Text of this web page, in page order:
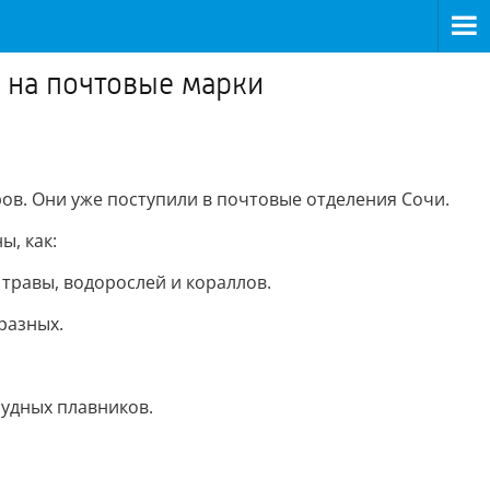
почтовые марки
Они уже поступили в почтовые отделения Сочи.
как:
водорослей и кораллов.
плавников.